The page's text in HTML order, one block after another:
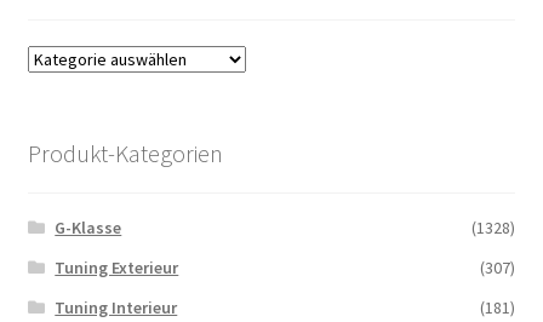
Produkt-Kategorien
G-Klasse
(1328)
Tuning Exterieur
(307)
Tuning Interieur
(181)